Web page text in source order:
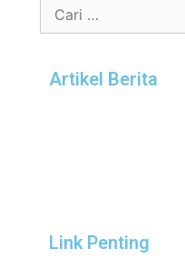
Artikel Berita
Link Penting